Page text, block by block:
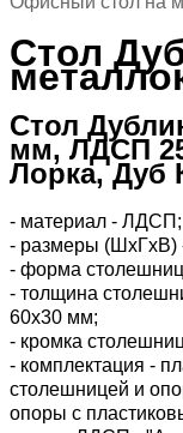
Стол
Стол
мм, ЛДСП
Лорка,
- материал - ЛДСП;
- размеры (ШхГхВ)
- форма
- толщина
60х30 мм;
- кромка
- комплектация -
столешницей и
опоры с